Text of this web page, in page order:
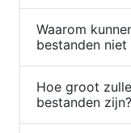
Waarom
bestanden niet
Hoe groot
bestanden zijn?